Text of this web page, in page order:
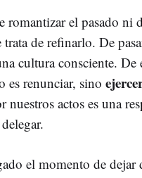
romantizar el pasado ni
de refinarlo. De
cultura consciente. De
es renunciar, sino
nuestros actos es una
el momento de dejar